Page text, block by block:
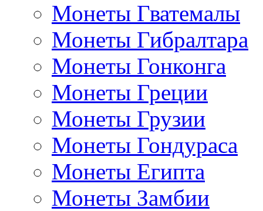
Монеты Гватемалы
Монеты Гибралтара
Монеты Гонконга
Монеты Греции
Монеты Грузии
Монеты Гондураса
Монеты Египта
Монеты Замбии